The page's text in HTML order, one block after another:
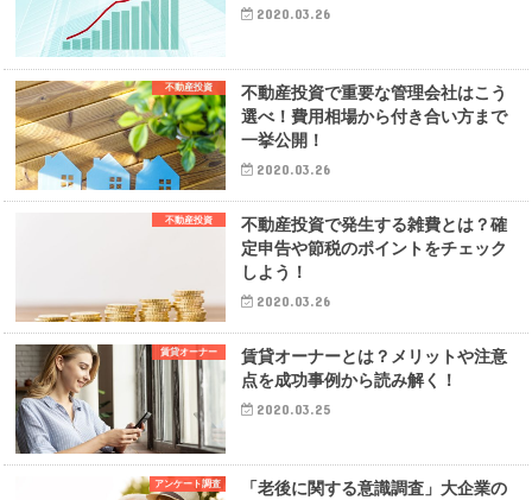
2020.03.26
不動産投資
不動産投資で重要な管理会社はこう
選べ！費用相場から付き合い方まで
一挙公開！
2020.03.26
不動産投資
不動産投資で発生する雑費とは？確
定申告や節税のポイントをチェック
しよう！
2020.03.26
賃貸オーナー
賃貸オーナーとは？メリットや注意
点を成功事例から読み解く！
2020.03.25
アンケート調査
「老後に関する意識調査」大企業の